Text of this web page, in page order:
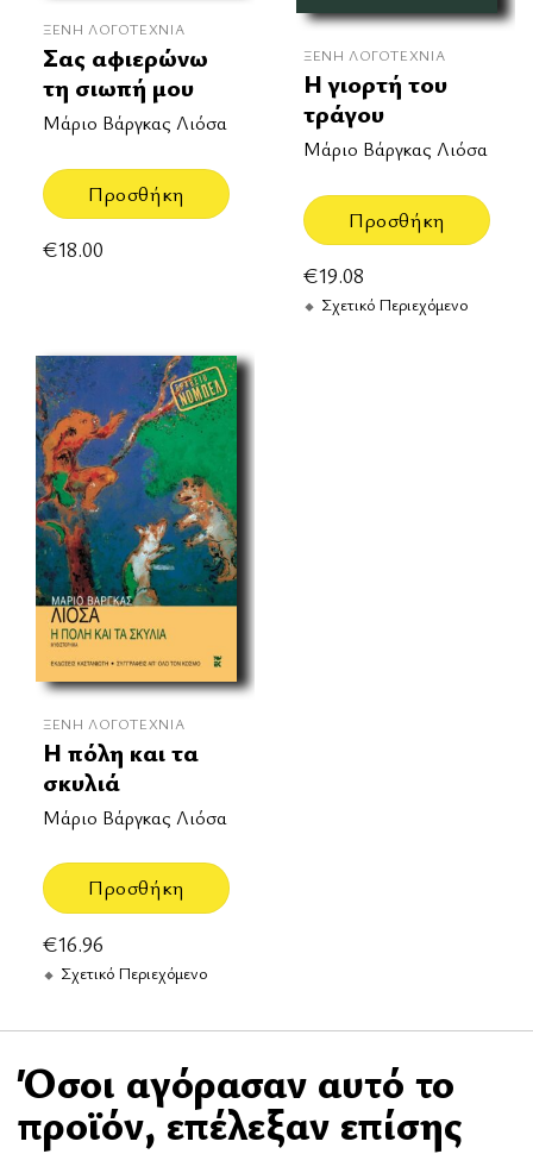
ΞΈΝΗ ΛΟΓΟΤΕΧΝΊΑ
Σας αφιερώνω
τη σιωπή μου
Μάριο Βάργκας Λιόσα
Προσθήκη
€18.00
ΞΈΝΗ ΛΟΓΟΤΕΧΝΊΑ
Η γιορτή του
τράγου
Μάριο Βάργκας Λιόσα
Προσθήκη
€19.08
Σχετικό Περιεχόμενο
ΞΈΝΗ ΛΟΓΟΤΕΧΝΊΑ
Η πόλη και τα
σκυλιά
Μάριο Βάργκας Λιόσα
Προσθήκη
€16.96
Σχετικό Περιεχόμενο
Όσοι αγόρασαν αυτό το
προϊόν, επέλεξαν επίσης